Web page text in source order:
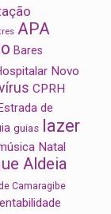
APA
Bares
Novo
CPRH
de
guias lazer
Natal
Aldeia
Camaragibe